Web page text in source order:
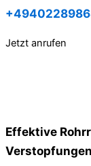
Jetzt anrufen
Effektive
Verstopfungen